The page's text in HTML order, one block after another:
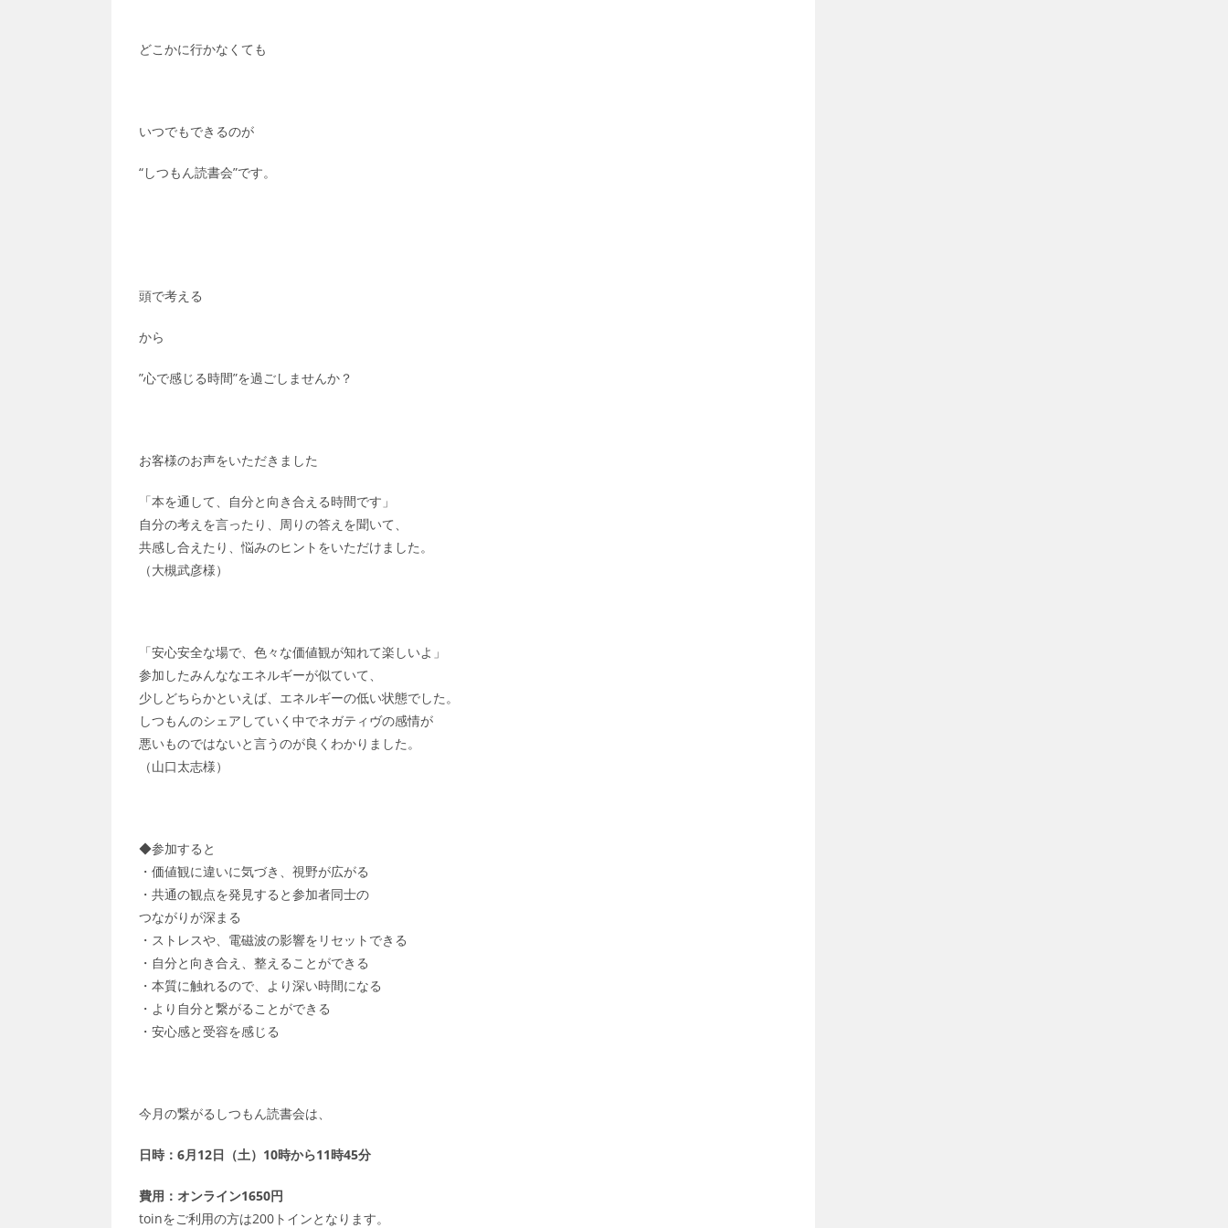
どこかに行かなくても
いつでもできるのが
“しつもん読書会”です。
頭で考える
から
”心で感じる時間”を過ごしませんか？
お客様のお声をいただきました
「本を通して、自分と向き合える時間です」
自分の考えを言ったり、周りの答えを聞いて、
共感し合えたり、悩みのヒントをいただけました。
（大槻武彦様）
「安心安全な場で、色々な価値観が知れて楽しいよ」
参加したみんななエネルギーが似ていて、
少しどちらかといえば、エネルギーの低い状態でした。
しつもんのシェアしていく中でネガティヴの感情が
悪いものではないと言うのが良くわかりました。
（山口太志様）
◆参加すると
・価値観に違いに気づき、視野が広がる
・共通の観点を発見すると参加者同士の
つながりが深まる
・ストレスや、電磁波の影響をリセットできる
・自分と向き合え、整えることができる
・本質に触れるので、より深い時間になる
・より自分と繋がることができる
・安心感と受容を感じる
今月の繋がるしつもん読書会は、
日時：6月12日（土）10時から11時45分
費用：オンライン1650円
toinをご利用の方は200トインとなります。